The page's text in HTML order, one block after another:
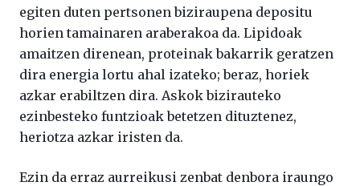
egiten duten pertsonen biziraupena depositu
horien tamainaren araberakoa da. Lipidoak
amaitzen direnean, proteinak bakarrik geratzen
dira energia lortu ahal izateko; beraz, horiek
azkar erabiltzen dira. Askok bizirauteko
ezinbesteko funtzioak betetzen dituztenez,
heriotza azkar iristen da.
Ezin da erraz aurreikusi zenbat denbora iraungo